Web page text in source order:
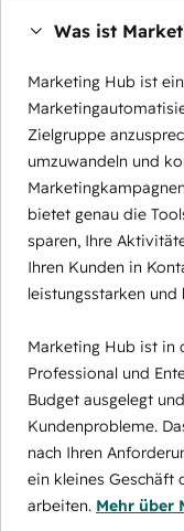
Was ist
Marketing Hub ist
Zielgruppe
umzuwandeln und
bietet genau die
sparen, Ihre
Ihren Kunden in
leistungsstarken
Marketing Hub ist in
Professional und
Budget ausgelegt
Kundenprobleme.
nach Ihren
ein kleines Geschäft
arbeiten. Mehr über